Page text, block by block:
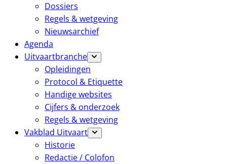
Dossiers
Regels & wetgeving
Nieuwsarchief
Agenda
Uitvaartbranche
Opleidingen
Protocol & Etiquette
Handige websites
Cijfers & onderzoek
Regels & wetgeving
Vakblad Uitvaart
Historie
Redactie / Colofon